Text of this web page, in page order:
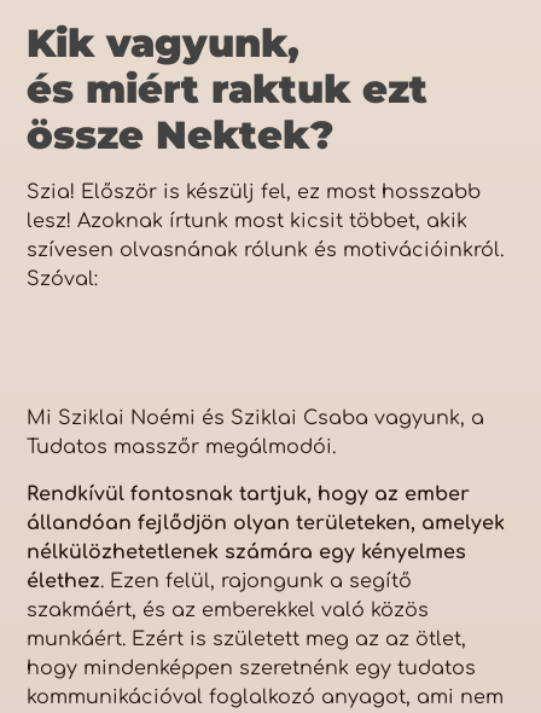
Kik vagyunk,
és miért raktuk ezt
össze Nektek?
Szia! Először is készülj fel, ez most hosszabb
lesz! Azoknak írtunk most kicsit többet, akik
szívesen olvasnának rólunk és motivációinkról.
Szóval:
Mi Sziklai Noémi és Sziklai Csaba vagyunk, a
Tudatos masszőr megálmodói.
Rendkívül fontosnak tartjuk, hogy az ember
állandóan fejlődjön olyan területeken, amelyek
nélkülözhetetlenek számára egy kényelmes
élethez. Ezen felül, rajongunk a segítő
szakmáért, és az emberekkel való közös
munkáért. Ezért is született meg az az ötlet,
hogy mindenképpen szeretnénk egy tudatos
kommunikációval foglalkozó anyagot, ami nem